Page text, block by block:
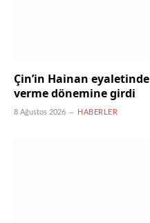
Çin’in Hainan
verme dönemine girdi
8 Ağustos 2026 HABERLER